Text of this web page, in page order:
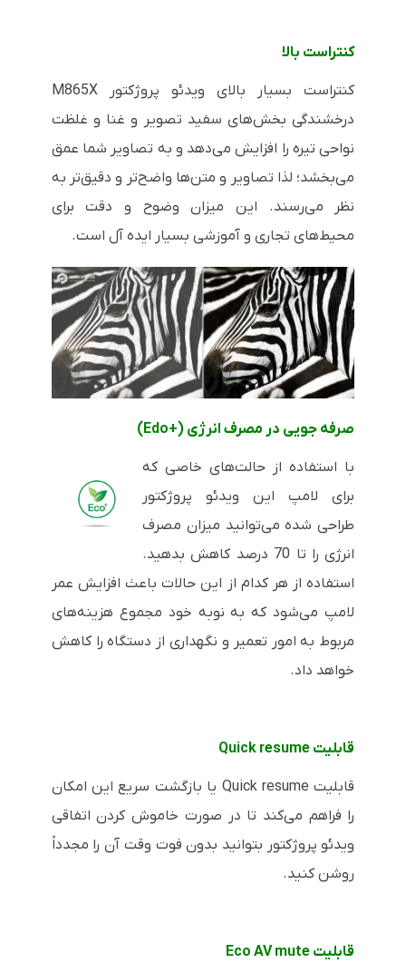
کنتراست بالا
کنتراست بسیار بالای ویدئو پروژکتورM865X
درخشندگی بخش‌های سفید تصویر و غنا و غلظت
نواحی تیره را افزایش می‌دهد و به تصاویر شما عمق
می‌بخشد؛ لذا تصاویر و متن‌ها واضح‌تر و دقیق‌تر به
نظر می‌رسند. این میزان وضوح و دقت برای
محیط‌های تجاری و آموزشی بسیار ایده آل است.
صرفه جویی در مصرف انرژی (Edo+
)
با استفاده از حالت‌های خاصی که
برای لامپ این ویدئو پروژکتور
طراحی شده می‌توانید میزان مصرف
انرژی را تا 70 درصد کاهش بدهید.
استفاده از هر کدام از این حالات باعث افزایش عمر
لامپ می‌شود که به نوبه خود مجموع هزینه‌های
مربوط به امور تعمیر و نگهداری از دستگاه را کاهش
خواهد داد.
قابلیت Quick resume
قابلیت Quick resume یا بازگشت سریع این امکان
را فراهم می‌کند تا در صورت خاموش کردن اتفاقی
ویدئو پروژکتور بتوانید بدون فوت وقت آن را مجدداً
روشن کنید.
قابلیت Eco AV mute